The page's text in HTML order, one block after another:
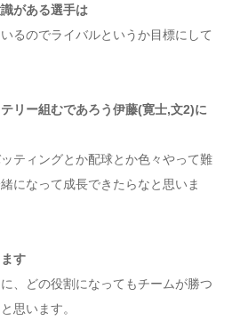
がある選手は
るのでライバルというか目標にして
リー組むであろう伊藤(寛士,文2)に
ティングとか配球とか色々やって難
になって成長できたらなと思いま
す
、どの役割になってもチームが勝つ
思います。